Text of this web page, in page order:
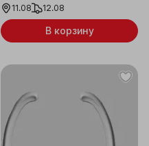
11.08
12.08
В корзину